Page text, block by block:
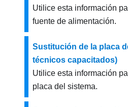
Utilice esta información
fuente de alimentación.
Sustitución de la placa
técnicos capacitados)
Utilice esta información
placa del sistema.